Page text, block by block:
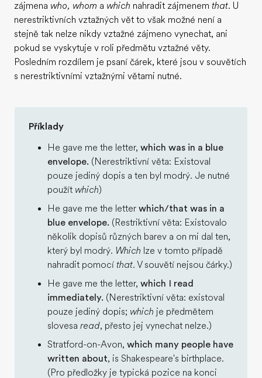
zájmena who, whom a which nahradit zájmenem that. U
nerestriktivních vztažných vět to však možné není a
stejně tak nelze nikdy vztažné zájmeno vynechat, ani
pokud se vyskytuje v roli předmětu vztažné věty.
Posledním rozdílem je psaní čárek, které jsou v souvětích
s nerestriktivními vztažnými větami nutné.
Příklady
He gave me the letter, which was in a blue
envelope. (Nerestriktivní věta: Existoval
pouze jediný dopis a ten byl modrý. Je nutné
použít which)
He gave me the letter which/that was in a
blue envelope. (Restriktivní věta: Existovalo
několik dopisů různých barev a on mi dal ten,
který byl modrý. Which lze v tomto případě
nahradit pomocí that. V souvětí nejsou čárky.)
He gave me the letter, which I read
immediately. (Nerestriktivní věta: existoval
pouze jediný dopis; which je předmětem
slovesa read, přesto jej vynechat nelze.)
Stratford-on-Avon, which many people have
written about, is Shakespeare's birthplace.
(Pro předložky je typická pozice na konci